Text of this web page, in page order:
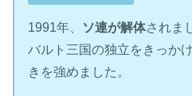
1991年、 ソ連が解体されま
バルト三国の独立をきっか
きを強めました。